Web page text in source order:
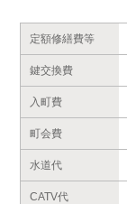
定額修繕費等
鍵交換費
入町費
町会費
水道代
CATV代